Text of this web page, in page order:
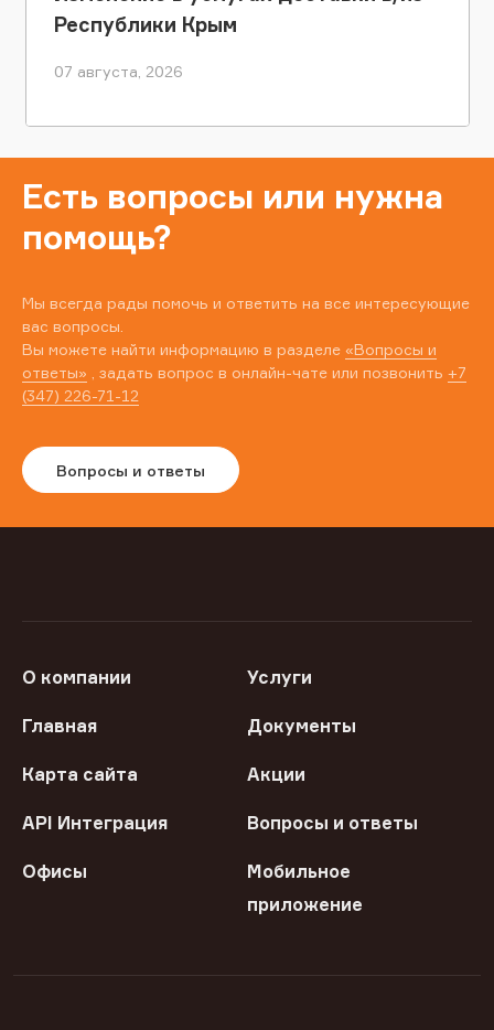
Республики Крым
07 августа, 2026
Есть вопросы или нужна
помощь?
Мы всегда рады помочь и ответить на все интересующие
вас вопросы.
Вы можете найти информацию в разделе «Вопросы и
ответы» , задать вопрос в онлайн-чате или позвонить +7
(347) 226-71-12
Вопросы и ответы
О компании Услуги
Главная Документы
Карта сайта Акции
API Интеграция Вопросы и ответы
Офисы
Мобильное
приложение